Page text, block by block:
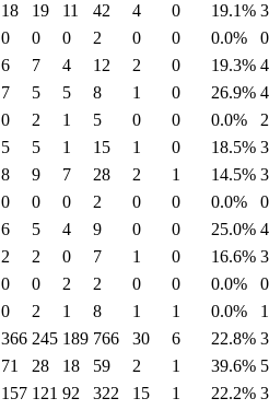
18 19 11 42 4 0 19.1%
0 0 0 2 0 0 0.0%
6 7 4 12 2 0 19.3%
7 5 5 8 1 0 26.9%
0 2 1 5 0 0 0.0%
5 5 1 15 1 0 18.5%
8 9 7 28 2 1 14.5%
0 0 0 2 0 0 0.0%
6 5 4 9 0 0 25.0%
2 2 0 7 1 0 16.6%
0 0 2 2 0 0 0.0%
0 2 1 8 1 1 0.0%
366 245 189 766 30 6 22.8%
71 28 18 59 2 1 39.6%
157 121 92 322 15 1 22.2%